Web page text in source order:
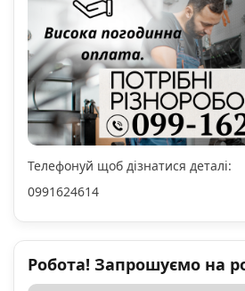
Телефонуй щоб дізнатися деталі:
0991624614
Робота! Запрошуємо на